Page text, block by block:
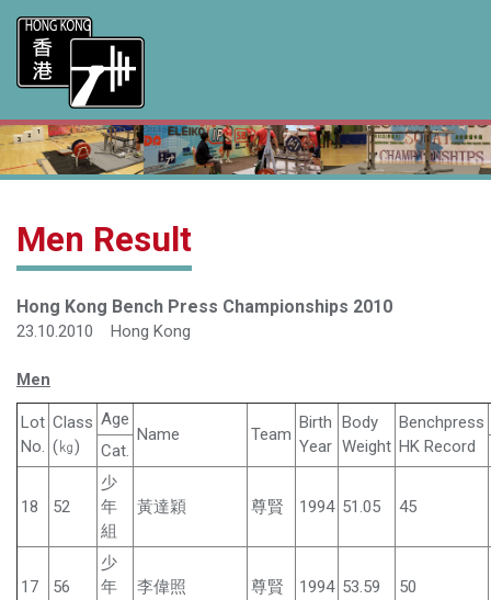
Men Result
Hong Kong Bench Press Championships 2010
23.10.2010 Hong Kong
Men
Lot
No.
Class
(㎏)
Age
Name Team
Birth
Year
Body
Weight
Benchpress
HK Record
Cat.
18 52
少
年
組
黃達穎 尊賢 1994 51.05 45
17 56
少
年
李偉照 尊賢 1994 53.59 50